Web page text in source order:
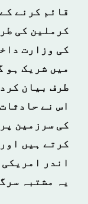
قائم کرنے
کرملین کی
کی وزارت
میں شریک ہو
طرف بیان
اس نے
کی سرزمین
کرتے ہیں
اندر
یہ مشتبہ